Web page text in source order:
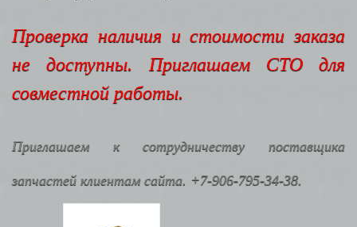
Проверка наличия и стоимости заказа
не доступны. Приглашаем СТО для
совместной работы.
Приглашаем к сотрудничеству поставщика
запчастей клиентам сайта. +7-906-795-34-38.